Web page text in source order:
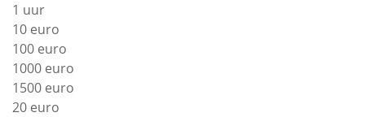
1 uur
10 euro
100 euro
1000 euro
1500 euro
20 euro